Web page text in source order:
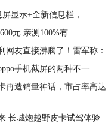
显示+全新信息栏，
元 亲测100%有
网友直接沸腾了！雷军称：
手机截屏的两种不一
再造销量神话，市占率高达
长城炮越野皮卡试驾体验